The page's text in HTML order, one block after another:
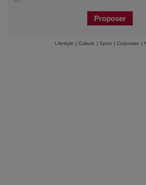
Lifestyle | Culture | Sport | Corporate |